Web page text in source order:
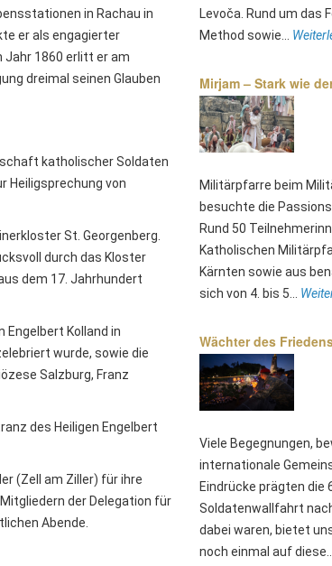
in Rachau in
er als engagierter
Jahr 1860 erlitt er am
dreimal seinen Glauben
katholischer Soldaten
Heiligsprechung von
St. Georgenberg.
durch das Kloster
dem 17. Jahrhundert
Engelbert Kolland in
wurde, sowie die
Salzburg, Franz
des Heiligen Engelbert
(Zell am Ziller) für ihre
der Delegation für
Abende.
Levoča. Rund um das
Method sowie...
Mirjam – Stark wie
Militärpfarre beim
besuchte die
Rund 50
Katholischen
Kärnten sowie aus
sich von 4. bis 5...
Wächter des
Viele Begegnungen,
internationale
Eindrücke prägten die
Soldatenwallfahrt
dabei waren, bietet
noch einmal auf diese...